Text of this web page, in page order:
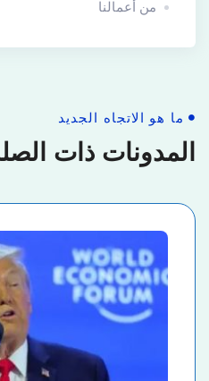
من أعمالنا
ما هو الاتجاه الجديد
المدونات ذات